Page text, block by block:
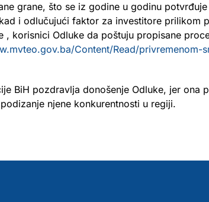
grane, što se iz godine u godinu
i odlučujući faktor za investitore prilikom
, korisnici Odluke da poštuju propisane
Content/Read/privremenom-
BiH pozdravlja donošenje Odluke, jer ona
njene konkurentnosti u regiji.